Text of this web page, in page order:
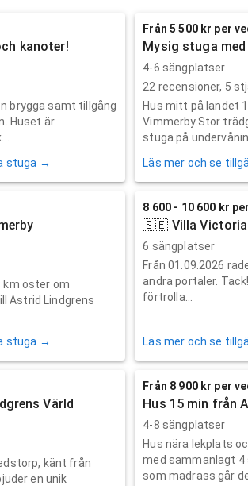
kanoter!
brygga samt tillgång
Huset är
stuga →
Från 5 500 kr per
Mysig stuga
4-6 sängplatser
22 recensioner, 5
Hus mitt på landet
Vimmerby.Stor
stuga.på
Läs mer och se
km öster om
Astrid Lindgrens
stuga →
8 600 - 10 600 kr
🇸🇪 Villa Victoria
6 sängplatser
Från 01.09.2026
andra portaler.
förtrolla...
Läs mer och se
Värld
känt från
en unik
Från 8 900 kr per
Hus 15 min från
4-8 sängplatser
Hus nära lekplats
med sammanlagt 4
som madrass går